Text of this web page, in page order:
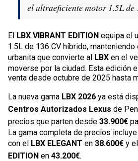
el ultraeficiente motor 1.5L
El LBX VIBRANT EDITION equipa el
1.5L de 136 CV híbrido,
urbanita que convierte al LBX en el
moverse por la ciudad. Esta edición
venta desde octubre de 2025 hasta
La nueva gama LBX 2026 ya está
Centros Autorizados Lexus de
precios que parten desde 33.900€
La gama completa de precios
con el LBX ELEGANT en 38.600€ y el
EDITION en 43.200€.